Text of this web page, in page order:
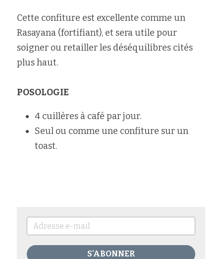
Cette confiture est excellente comme un
Rasayana (fortifiant), et sera utile pour
soigner ou retailler les déséquilibres cités
plus haut.
POSOLOGIE
4 cuillères à café par jour.
Seul ou comme une confiture sur un
toast.
S'ABONNER